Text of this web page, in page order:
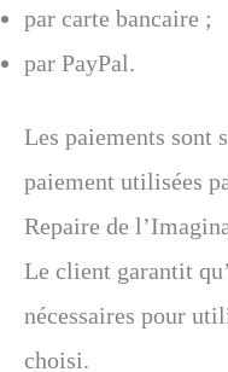
par carte bancaire ;
par PayPal.
Les paiements sont
paiement utilisées
Repaire de
Le client garantit
nécessaires pour
choisi.